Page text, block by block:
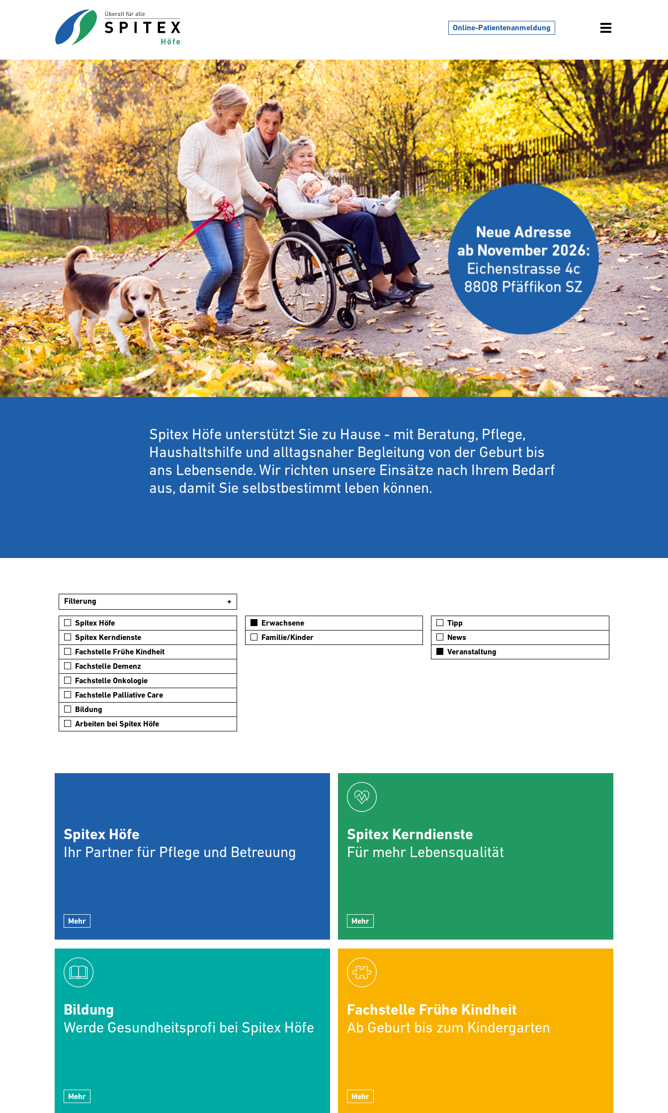
Online-Patientenanmeldung
Zurück Weiter
Spitex Höfe unterstützt Sie zu Hause - mit Beratung, Pflege,
Haushaltshilfe und alltagsnaher Begleitung von der Geburt bis
ans Lebensende. Wir richten unsere Einsätze nach Ihrem Bedarf
aus, damit Sie selbstbestimmt leben können.
Filterung +
Spitex Höfe
Spitex Kerndienste
Fachstelle Frühe Kindheit
Fachstelle Demenz
Fachstelle Onkologie
Fachstelle Palliative Care
Bildung
Arbeiten bei Spitex Höfe
Erwachsene
Familie/Kinder
Tipp
News
Veranstaltung
Spitex Höfe
Ihr Partner für Pflege und Betreuung
Mehr
Spitex Kerndienste
Für mehr Lebensqualität
Mehr
Bildung
Werde Gesundheitsprofi bei Spitex Höfe
Mehr
Fachstelle Frühe Kindheit
Ab Geburt bis zum Kindergarten
Mehr